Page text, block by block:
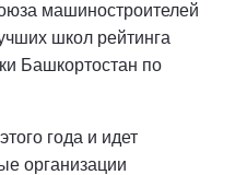
машиностроителей
школ рейтинга
Башкортостан по
года и идет
организации